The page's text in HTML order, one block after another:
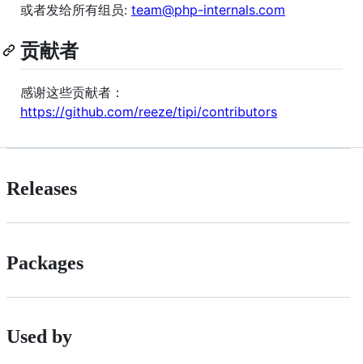
或者发给所有组员: team@php-internals.com
贡献者
感谢这些贡献者：
https://github.com/reeze/tipi/contributors
Releases
Packages
Used by